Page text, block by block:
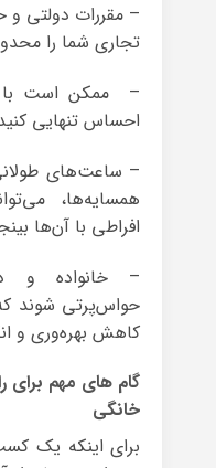
– مقررات دولتی و
تجاری شما را
– ممکن است با
احساس تنهایی
– ساعت‌های
همسایه‌ها،
افراطی با آن‌ها
– خانواده و
حواس‌پرتی شوند
کاهش بهره‌وری و
گام های مهم برای
خانگی
برای اینکه یک